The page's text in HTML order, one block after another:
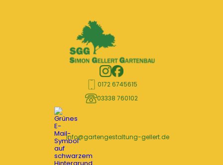
0172 6745615
03338 760102
info@gartengestaltung-gellert.de